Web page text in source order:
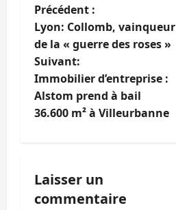
N
a
v
i
t
Précédent :
Lyon: Collomb, vainqueur
de la « guerre des roses »
Suivant:
Immobilier d’entreprise :
Alstom prend à bail
36.600 m² à Villeurbanne
Laisser un
commentaire